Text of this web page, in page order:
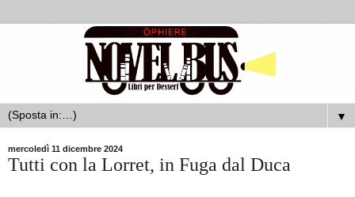
▼
mercoledì 11 dicembre 2024
Tutti con la Lorret, in Fuga dal Duca